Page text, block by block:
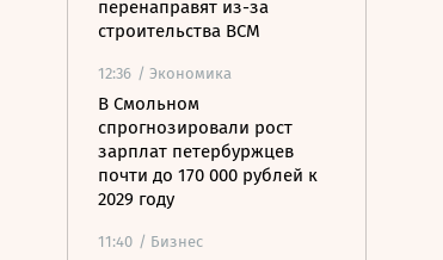
перенаправят из-за
строительства ВСМ
12:36 / Экономика
В Смольном
спрогнозировали рост
зарплат петербуржцев
почти до 170 000 рублей к
2029 году
11:40 / Бизнес